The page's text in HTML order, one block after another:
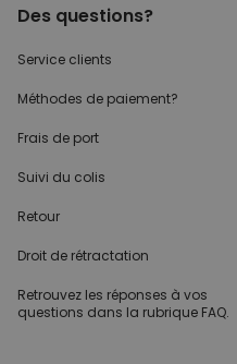
Des questions?
Service clients
Méthodes de paiement?
Frais de port
Suivi du colis
Retour
Droit de rétractation
Retrouvez les réponses à vos
questions dans la rubrique FAQ.